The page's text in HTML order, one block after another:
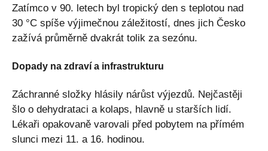
Zatímco v 90. letech byl tropický den s teplotou nad
30 °C spíše výjimečnou záležitostí, dnes jich Česko
zažívá průměrně dvakrát tolik za sezónu.
Dopady na zdraví a infrastrukturu
Záchranné složky hlásily nárůst výjezdů. Nejčastěji
šlo o dehydrataci a kolaps, hlavně u starších lidí.
Lékaři opakovaně varovali před pobytem na přímém
slunci mezi 11. a 16. hodinou.